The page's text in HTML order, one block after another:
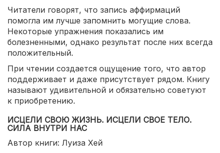
Читатели говорят, что запись аффирмаций
помогла им лучше запомнить могущие слова.
Некоторые упражнения показались им
болезненными, однако результат после них всегда
положительный.
При чтении создается ощущение того, что автор
поддерживает и даже присутствует рядом. Книгу
называют удивительной и обязательно советуют
к приобретению.
ИСЦЕЛИ СВОЮ ЖИЗНЬ. ИСЦЕЛИ СВОЕ ТЕЛО.
СИЛА ВНУТРИ НАС
Автор книги: Луиза Хей